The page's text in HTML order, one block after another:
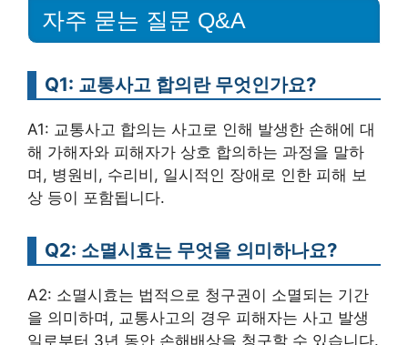
자주 묻는 질문 Q&A
Q1: 교통사고 합의란 무엇인가요?
A1: 교통사고 합의는 사고로 인해 발생한 손해에 대
해 가해자와 피해자가 상호 합의하는 과정을 말하
며, 병원비, 수리비, 일시적인 장애로 인한 피해 보
상 등이 포함됩니다.
Q2: 소멸시효는 무엇을 의미하나요?
A2: 소멸시효는 법적으로 청구권이 소멸되는 기간
을 의미하며, 교통사고의 경우 피해자는 사고 발생
일로부터 3년 동안 손해배상을 청구할 수 있습니다.